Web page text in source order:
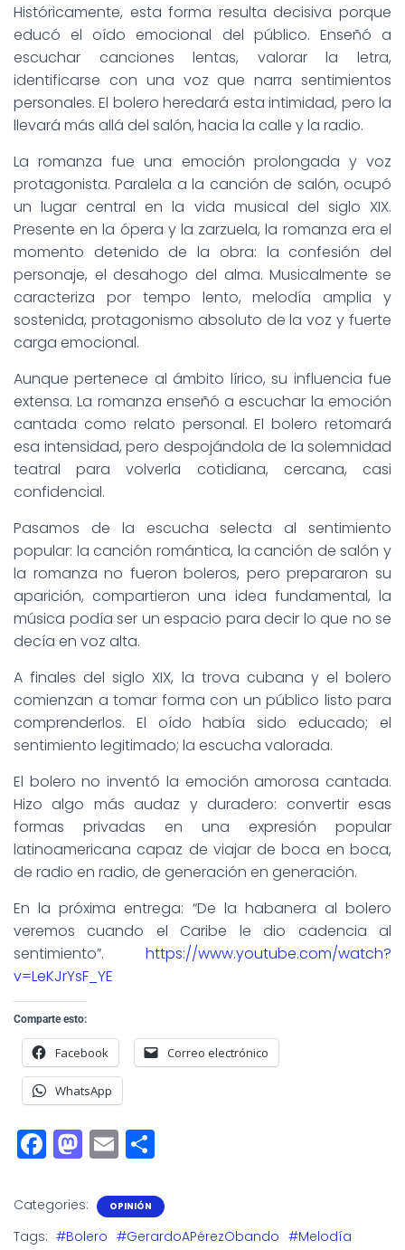
Históricamente, esta forma resulta decisiva porque
educó el oído emocional del público. Enseñó a
escuchar canciones lentas, valorar la letra,
identificarse con una voz que narra sentimientos
personales. El bolero heredará esta intimidad, pero la
llevará más allá del salón, hacia la calle y la radio.
La romanza fue una emoción prolongada y voz
protagonista. Paralela a la canción de salón, ocupó
un lugar central en la vida musical del siglo XIX.
Presente en la ópera y la zarzuela, la romanza era el
momento detenido de la obra: la confesión del
personaje, el desahogo del alma. Musicalmente se
caracteriza por tempo lento, melodía amplia y
sostenida, protagonismo absoluto de la voz y fuerte
carga emocional.
Aunque pertenece al ámbito lírico, su influencia fue
extensa. La romanza enseñó a escuchar la emoción
cantada como relato personal. El bolero retomará
esa intensidad, pero despojándola de la solemnidad
teatral para volverla cotidiana, cercana, casi
confidencial.
Pasamos de la escucha selecta al sentimiento
popular: la canción romántica, la canción de salón y
la romanza no fueron boleros, pero prepararon su
aparición, compartieron una idea fundamental, la
música podía ser un espacio para decir lo que no se
decía en voz alta.
A finales del siglo XIX, la trova cubana y el bolero
comienzan a tomar forma con un público listo para
comprenderlos. El oído había sido educado; el
sentimiento legitimado; la escucha valorada.
El bolero no inventó la emoción amorosa cantada.
Hizo algo más audaz y duradero: convertir esas
formas privadas en una expresión popular
latinoamericana capaz de viajar de boca en boca,
de radio en radio, de generación en generación.
En la próxima entrega: “De la habanera al bolero
veremos cuando el Caribe le dio cadencia al
sentimiento”. https://www.youtube.com/watch?
v=LeKJrYsF_YE
Comparte esto:
Facebook Correo electrónico
WhatsApp
F
a
c
e
M
a
st
o
E
m
ai
l
a
r
Categories: OPINIÓN
Tags: #Bolero #GerardoAPérezObando #Melodía